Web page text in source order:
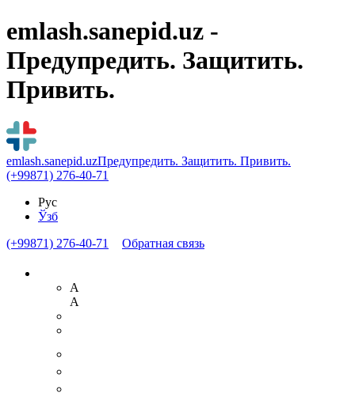
emlash.sanepid.uz -
Предупредить. Защитить.
Привить.
emlash.sanepid.uzПредупредить. Защитить. Привить.
(+99871) 276-40-71
Рус
Ўзб
(+99871) 276-40-71
Обратная связь
A
A